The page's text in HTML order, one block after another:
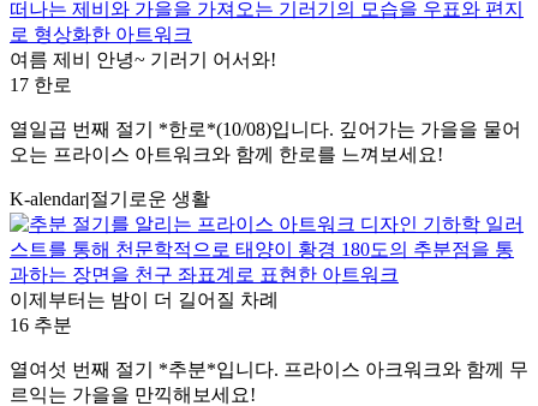
여름 제비 안녕~ 기러기 어서와!
17 한로
열일곱 번째 절기 *한로*(10/08)입니다. 깊어가는 가을을 물어
오는 프라이스 아트워크와 함께 한로를 느껴보세요!
K-alendar|절기로운 생활
이제부터는 밤이 더 길어질 차례
16 추분
열여섯 번째 절기 *추분*입니다. 프라이스 아크워크와 함께 무
르익는 가을을 만끽해보세요!